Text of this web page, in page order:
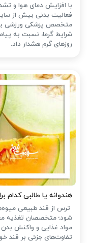
با افزایش دمای هوا و
فعالیت بدنی بیش از
متخصص پزشکی ورزشی با
شرایط گرما، نسبت به
روزهای گرم هشدار داد.
هندوانه یا طالبی کدام
ترس از قند طبیعی
شود؛ متخصصان تغذیه
مواد غذایی و واکنش بدن
تفاوت‌های جزئی بر قند